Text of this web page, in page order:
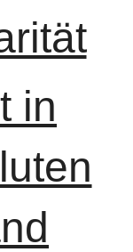
in